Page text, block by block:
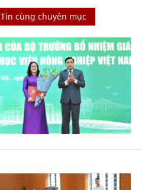
Tin cùng chuyên mục